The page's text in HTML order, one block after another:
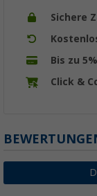
Sichere
Bis zu
Click &